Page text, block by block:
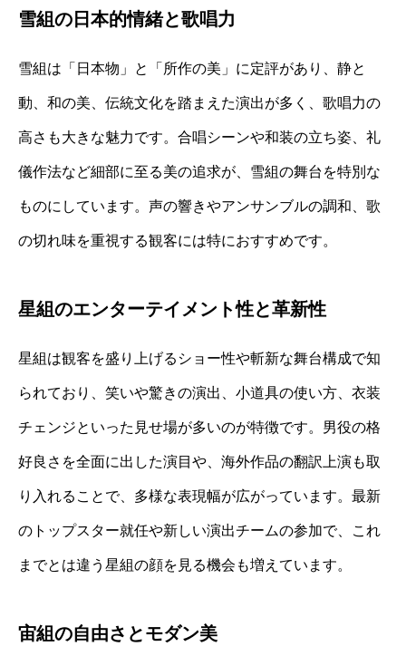
雪組の日本的情緒と歌唱力
雪組は「日本物」と「所作の美」に定評があり、静と
動、和の美、伝統文化を踏まえた演出が多く、歌唱力の
高さも大きな魅力です。合唱シーンや和装の立ち姿、礼
儀作法など細部に至る美の追求が、雪組の舞台を特別な
ものにしています。声の響きやアンサンブルの調和、歌
の切れ味を重視する観客には特におすすめです。
星組のエンターテイメント性と革新性
星組は観客を盛り上げるショー性や斬新な舞台構成で知
られており、笑いや驚きの演出、小道具の使い方、衣装
チェンジといった見せ場が多いのが特徴です。男役の格
好良さを全面に出した演目や、海外作品の翻訳上演も取
り入れることで、多様な表現幅が広がっています。最新
のトップスター就任や新しい演出チームの参加で、これ
までとは違う星組の顔を見る機会も増えています。
宙組の自由さとモダン美